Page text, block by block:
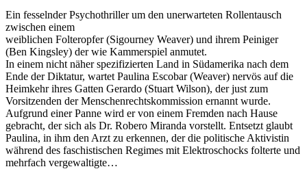
Ein fesselnder Psychothriller um den unerwarteten Rollentausch
zwischen einem
weiblichen Folteropfer (Sigourney Weaver) und ihrem Peiniger
(Ben Kingsley) der wie Kammerspiel anmutet.
In einem nicht näher spezifizierten Land in Südamerika nach dem
Ende der Diktatur, wartet Paulina Escobar (Weaver) nervös auf die
Heimkehr ihres Gatten Gerardo (Stuart Wilson), der just zum
Vorsitzenden der Menschenrechtskommission ernannt wurde.
Aufgrund einer Panne wird er von einem Fremden nach Hause
gebracht, der sich als Dr. Robero Miranda vorstellt. Entsetzt glaubt
Paulina, in ihm den Arzt zu erkennen, der die politische Aktivistin
während des faschistischen Regimes mit Elektroschocks folterte und
mehrfach vergewaltigte…